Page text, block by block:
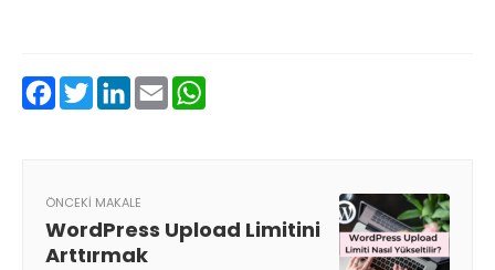
Facebook
Twitter
LinkedIn
Email
ÖNCEKI MAKALE
WordPress Upload Limitini
Arttırmak